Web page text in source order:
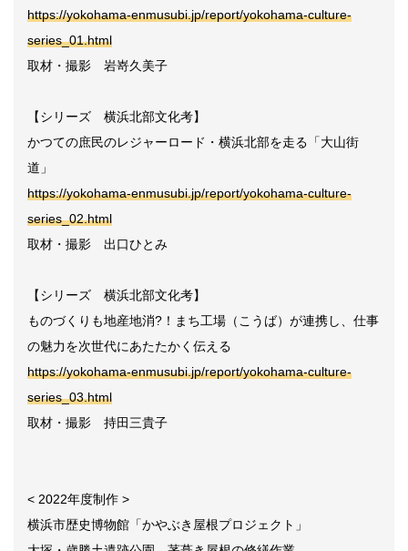
https://yokohama-enmusubi.jp/report/yokohama-culture-
series_01.html
取材・撮影 岩嵜久美子
【シリーズ 横浜北部文化考】
かつての庶民のレジャーロード・横浜北部を走る「大山街
道」
https://yokohama-enmusubi.jp/report/yokohama-culture-
series_02.html
取材・撮影 出口ひとみ
【シリーズ 横浜北部文化考】
ものづくりも地産地消?！まち工場（こうば）が連携し、仕事
の魅力を次世代にあたたかく伝える
https://yokohama-enmusubi.jp/report/yokohama-culture-
series_03.html
取材・撮影 持田三貴子
< 2022年度制作 >
横浜市歴史博物館「かやぶき屋根プロジェクト」